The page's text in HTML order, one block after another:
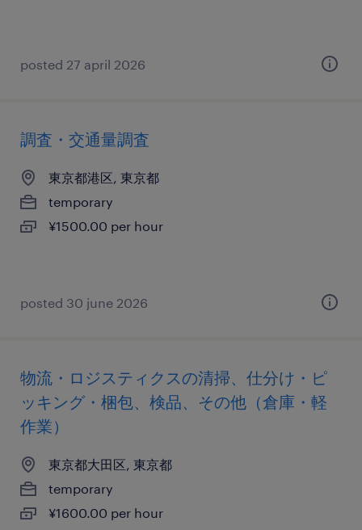
posted 27 april 2026
調査・交通量調査
東京都港区, 東京都
temporary
¥1500.00 per hour
posted 30 june 2026
物流・ロジスティクスの清掃、仕分け・ピ
ッキング・梱包、検品、その他（倉庫・軽
作業）
東京都大田区, 東京都
temporary
¥1600.00 per hour